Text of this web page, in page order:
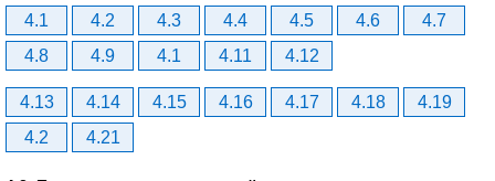
4.1 4.2 4.3 4.4 4.5 4.6
4.7
4.8
4.9 4.1 4.11 4.12
4.13 4.14 4.15 4.16 4.17 4.18
4.19
4.2
4.21